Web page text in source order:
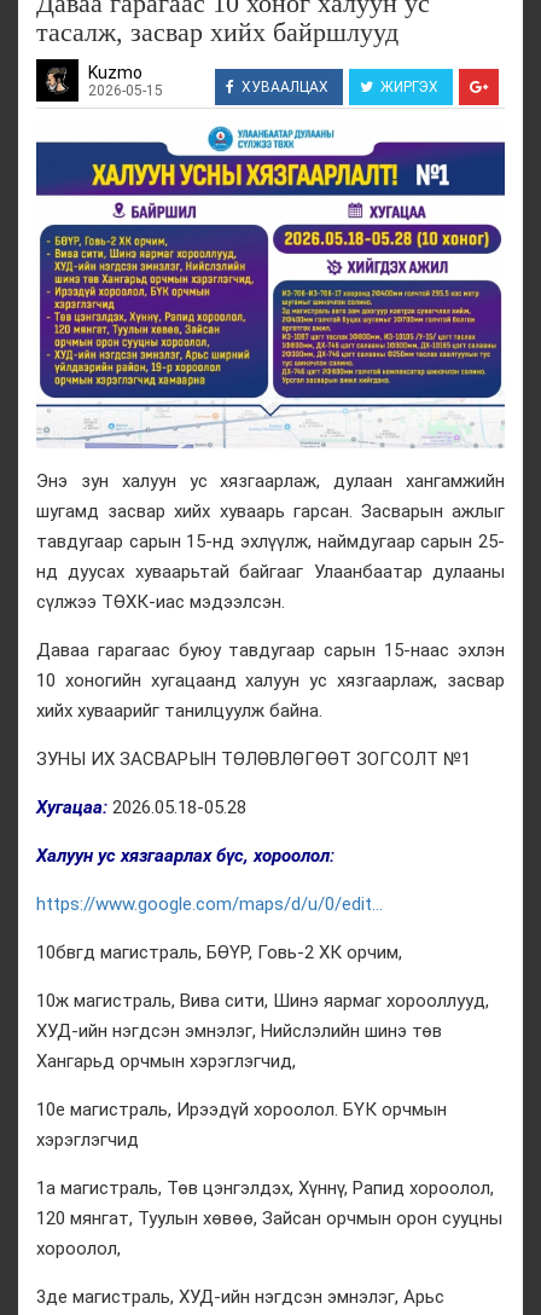
тасалж, засвар хийх байршлууд
Kuzmo
2026-05-15 ХУВААЛЦАХ ЖИРГЭХ
Энэ зун халуун ус хязгаарлаж, дулаан хангамжийн
шугамд засвар хийх хуваарь гарсан. Засварын ажлыг
тавдугаар сарын 15-нд эхлүүлж, наймдугаар сарын 25-
нд дуусах хуваарьтай байгааг Улаанбаатар дулааны
сүлжээ ТӨХК-иас мэдээлсэн.
Даваа гарагаас буюу тавдугаар сарын 15-наас эхлэн
10 хоногийн хугацаанд халуун ус хязгаарлаж, засвар
хийх хуваарийг танилцуулж байна.
ЗУНЫ ИХ ЗАСВАРЫН ТӨЛӨВЛӨГӨӨТ ЗОГСОЛТ №1
Хугацаа: 2026.05.18-05.28
Халуун ус хязгаарлах бүс, хороолол:
https://www.google.com/maps/d/u/0/edit...
10бвгд магистраль, БӨҮР, Говь-2 ХК орчим,
10ж магистраль, Вива сити, Шинэ яармаг хорооллууд,
ХУД-ийн нэгдсэн эмнэлэг, Нийслэлийн шинэ төв
Хангарьд орчмын хэрэглэгчид,
10е магистраль, Ирээдүй хороолол. БҮК орчмын
хэрэглэгчид
1а магистраль, Төв цэнгэлдэх, Хүннү, Рапид хороолол,
120 мянгат, Туулын хөвөө, Зайсан орчмын орон сууцны
хороолол,
3де магистраль, ХУД-ийн нэгдсэн эмнэлэг, Арьс